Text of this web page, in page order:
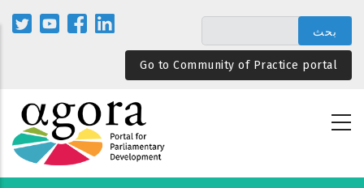
المحتوى
الرئيسيGo to Community of Practice portal